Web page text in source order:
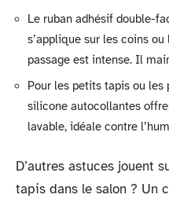
Le ruban adhésif double-
s’applique sur les coins
passage est intense. Il
Pour les petits tapis ou les
silicone autocollantes
lavable, idéale contre
D’autres astuces jouent
tapis dans le salon ? Un